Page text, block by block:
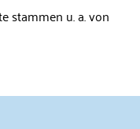
stammen u. a. von